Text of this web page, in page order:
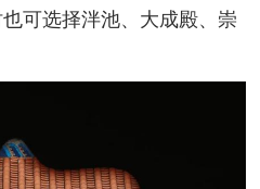
可选择泮池、大成殿、崇